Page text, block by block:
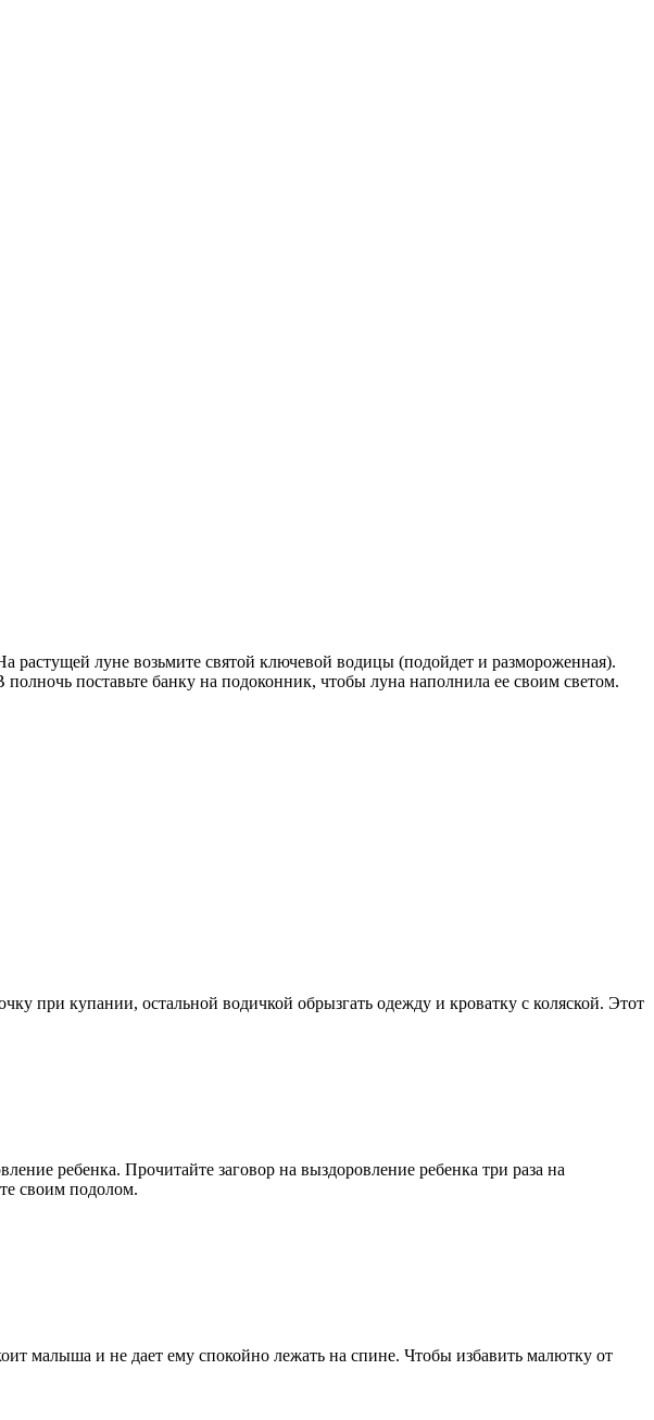
растущей луне возьмите святой ключевой водицы (подойдет и размороженная).
поставьте банку на подоконник, чтобы луна наполнила ее своим светом.
при купании, остальной водичкой обрызгать одежду и кроватку с коляской. Этот
ребенка. Прочитайте заговор на выздоровление ребенка три раза на
своим подолом.
малыша и не дает ему спокойно лежать на спине. Чтобы избавить малютку от